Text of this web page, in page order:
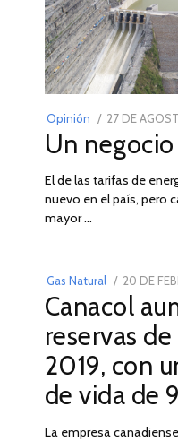
Opinión
POSTED
ON
27 DE
Un
El de las tarifas de
nuevo en el país, pero
mayor …
Gas Natural
POSTED
ON
20 DE
Canacol
reservas
2019, con
de vida de
La empresa